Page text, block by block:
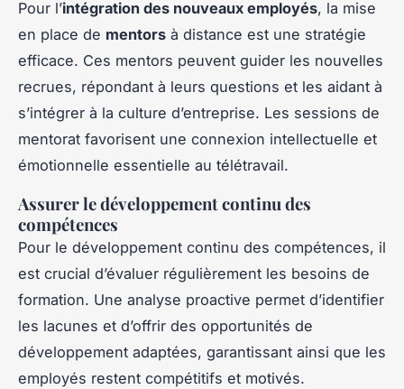
Pour l’intégration des nouveaux employés, la mise
en place de mentors à distance est une stratégie
efficace. Ces mentors peuvent guider les nouvelles
recrues, répondant à leurs questions et les aidant à
s’intégrer à la culture d’entreprise. Les sessions de
mentorat favorisent une connexion intellectuelle et
émotionnelle essentielle au télétravail.
Assurer le développement continu des
compétences
Pour le développement continu des compétences, il
est crucial d’évaluer régulièrement les besoins de
formation. Une analyse proactive permet d’identifier
les lacunes et d’offrir des opportunités de
développement adaptées, garantissant ainsi que les
employés restent compétitifs et motivés.